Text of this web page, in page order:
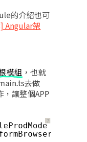
的介紹也可
Angular架
模組 ，也就
去做
讓整個APP
？ } from